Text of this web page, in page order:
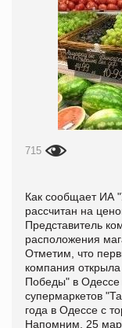
715
Как сообщает ИА
рассчитан на
Представитель
расположения
Отметим, что
компания
Победы" в Одессе
супермаркетов
года в Одессе с
Напомним, 25